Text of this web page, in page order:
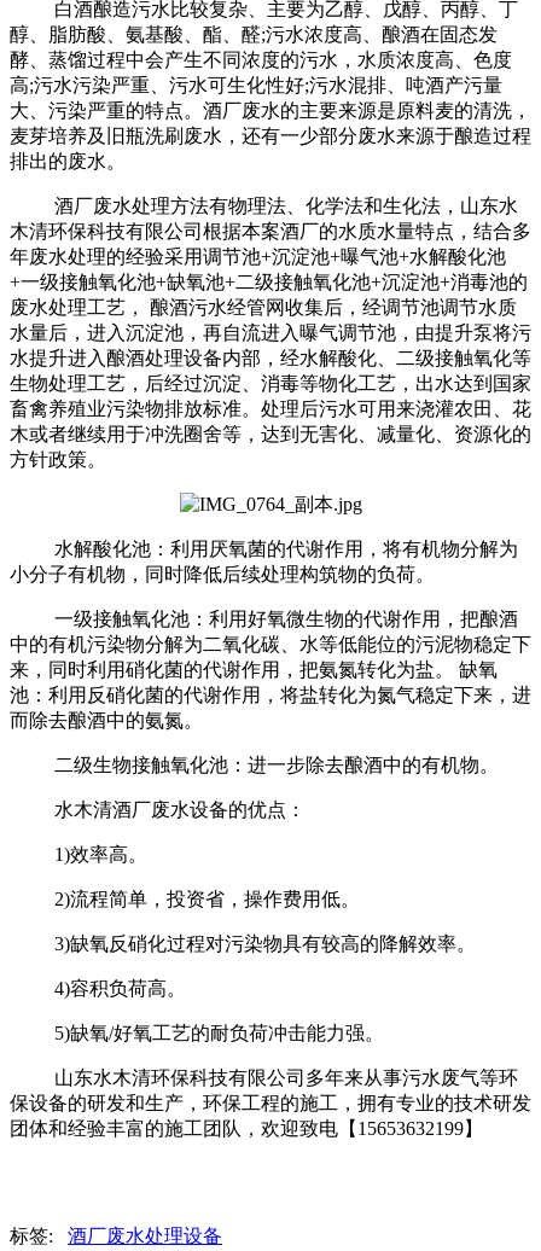
白酒酿造污水比较复杂、主要为乙醇、戊醇、丙醇、丁
醇、脂肪酸、氨基酸、酯、醛;污水浓度高、酿酒在固态发
酵、蒸馏过程中会产生不同浓度的污水，水质浓度高、色度
高;污水污染严重、污水可生化性好;污水混排、吨酒产污量
大、污染严重的特点。酒厂废水的主要来源是原料麦的清洗，
麦芽培养及旧瓶洗刷废水，还有一少部分废水来源于酿造过程
排出的废水。
酒厂废水处理方法有物理法、化学法和生化法，山东水
木清环保科技有限公司根据本案酒厂的水质水量特点，结合多
年废水处理的经验采用调节池+沉淀池+曝气池+水解酸化池
+一级接触氧化池+缺氧池+二级接触氧化池+沉淀池+消毒池的
废水处理工艺， 酿酒污水经管网收集后，经调节池调节水质
水量后，进入沉淀池，再自流进入曝气调节池，由提升泵将污
水提升进入酿酒处理设备内部，经水解酸化、二级接触氧化等
生物处理工艺，后经过沉淀、消毒等物化工艺，出水达到国家
畜禽养殖业污染物排放标准。处理后污水可用来浇灌农田、花
木或者继续用于冲洗圈舍等，达到无害化、减量化、资源化的
方针政策。
水解酸化池：利用厌氧菌的代谢作用，将有机物分解为
小分子有机物，同时降低后续处理构筑物的负荷。
一级接触氧化池：利用好氧微生物的代谢作用，把酿酒
中的有机污染物分解为二氧化碳、水等低能位的污泥物稳定下
来，同时利用硝化菌的代谢作用，把氨氮转化为盐。 缺氧
池：利用反硝化菌的代谢作用，将盐转化为氮气稳定下来，进
而除去酿酒中的氨氮。
二级生物接触氧化池：进一步除去酿酒中的有机物。
水木清酒厂废水设备的优点：
1)效率高。
2)流程简单，投资省，操作费用低。
3)缺氧反硝化过程对污染物具有较高的降解效率。
4)容积负荷高。
5)缺氧/好氧工艺的耐负荷冲击能力强。
山东水木清环保科技有限公司多年来从事污水废气等环
保设备的研发和生产，环保工程的施工，拥有专业的技术研发
团体和经验丰富的施工团队，欢迎致电【15653632199】
标签: 酒厂废水处理设备